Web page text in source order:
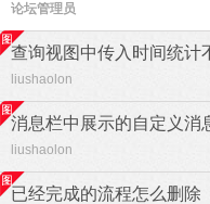
论坛管理员
查询视图中传入时间统计
liushaolon
消息栏中展示的自定义消
liushaolon
已经完成的流程怎么删除